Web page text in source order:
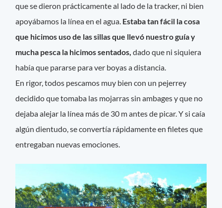
que se dieron prácticamente al lado de la tracker, ni bien
apoyábamos la línea en el agua. Estaba tan fácil la cosa
que hicimos uso de las sillas que llevó nuestro guía y
mucha pesca la hicimos sentados, dado que ni siquiera
había que pararse para ver boyas a distancia.
En rigor, todos pescamos muy bien con un pejerrey
decidido que tomaba las mojarras sin ambages y que no
dejaba alejar la línea más de 30 m antes de picar. Y si caía
algún dientudo, se convertía rápidamente en filetes que
entregaban nuevas emociones.